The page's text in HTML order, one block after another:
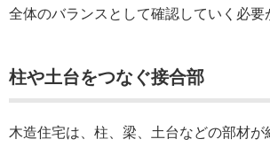
全体のバランスとして確認していく必要
柱や土台をつなぐ接合部
木造住宅は、柱、梁、土台などの部材が